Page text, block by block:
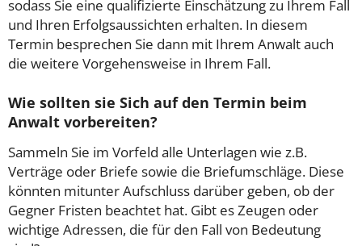
sodass Sie eine qualifizierte Einschätzung zu Ihrem Fall
und Ihren Erfolgsaussichten erhalten. In diesem
Termin besprechen Sie dann mit Ihrem Anwalt auch
die weitere Vorgehensweise in Ihrem Fall.
Wie sollten sie Sich auf den Termin beim
Anwalt vorbereiten?
Sammeln Sie im Vorfeld alle Unterlagen wie z.B.
Verträge oder Briefe sowie die Briefumschläge. Diese
könnten mitunter Aufschluss darüber geben, ob der
Gegner Fristen beachtet hat. Gibt es Zeugen oder
wichtige Adressen, die für den Fall von Bedeutung